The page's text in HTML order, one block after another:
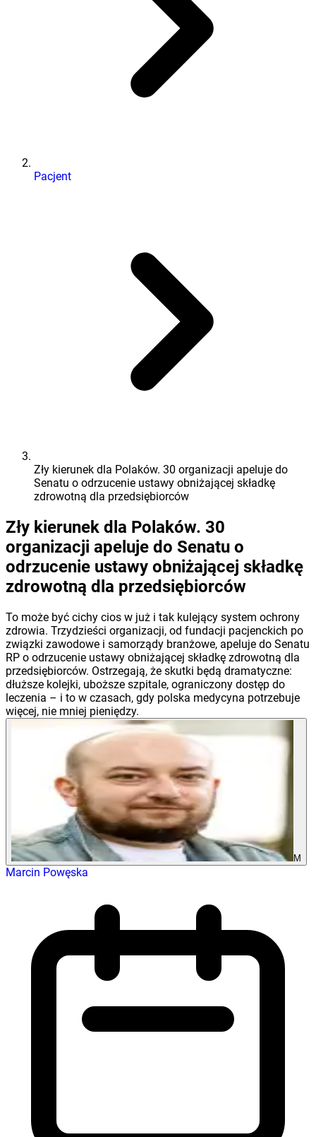
Pacjent
Zły kierunek dla Polaków. 30 organizacji apeluje do
Senatu o odrzucenie ustawy obniżającej składkę
zdrowotną dla przedsiębiorców
Zły kierunek dla Polaków. 30
organizacji apeluje do Senatu o
odrzucenie ustawy obniżającej składkę
zdrowotną dla przedsiębiorców
To może być cichy cios w już i tak kulejący system ochrony
zdrowia. Trzydzieści organizacji, od fundacji pacjenckich po
związki zawodowe i samorządy branżowe, apeluje do Senatu
RP o odrzucenie ustawy obniżającej składkę zdrowotną dla
przedsiębiorców. Ostrzegają, że skutki będą dramatyczne:
dłuższe kolejki, uboższe szpitale, ograniczony dostęp do
leczenia – i to w czasach, gdy polska medycyna potrzebuje
więcej, nie mniej pieniędzy.
M
Marcin Powęska